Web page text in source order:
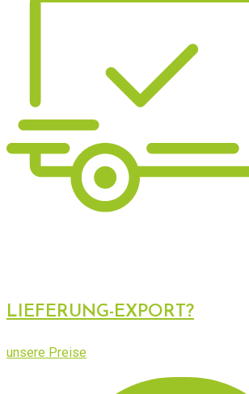
LIEFERUNG-EXPORT?
unsere Preise